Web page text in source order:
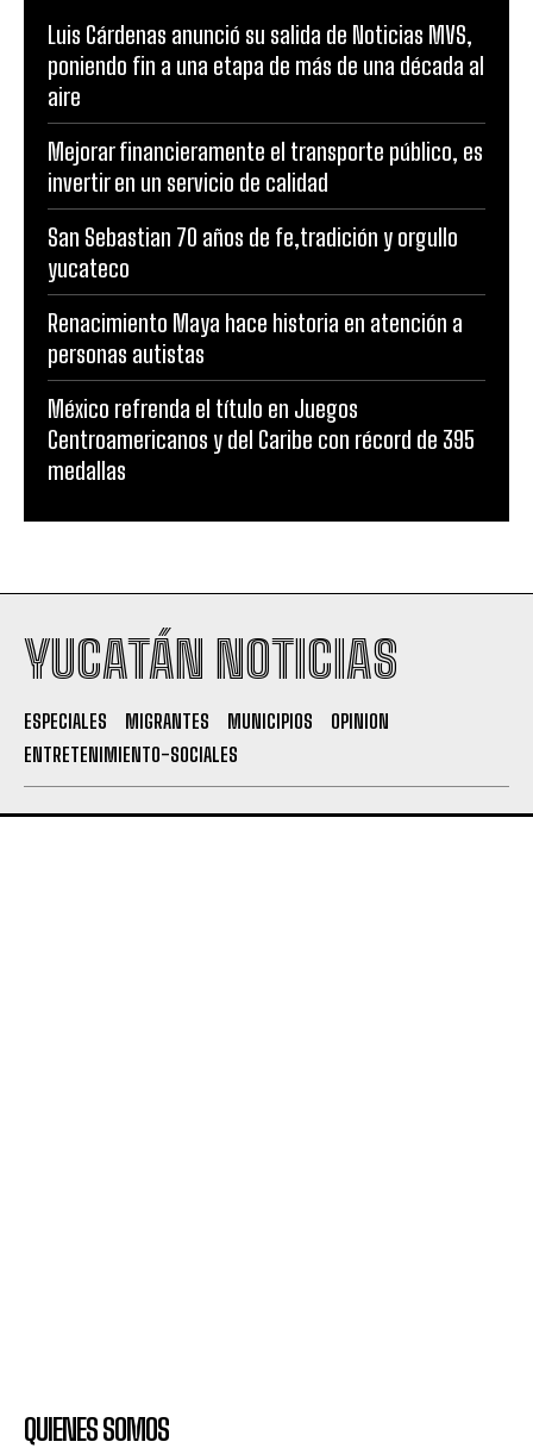
Luis Cárdenas anunció su salida de Noticias MVS,
poniendo fin a una etapa de más de una década al
aire
Mejorar financieramente el transporte público, es
invertir en un servicio de calidad
San Sebastian 70 años de fe,tradición y orgullo
yucateco
Renacimiento Maya hace historia en atención a
personas autistas
México refrenda el título en Juegos
Centroamericanos y del Caribe con récord de 395
medallas
YUCATÁN NOTICIAS
ESPECIALES MIGRANTES MUNICIPIOS
OPINION
ENTRETENIMIENTO-SOCIALES
QUIENES SOMOS